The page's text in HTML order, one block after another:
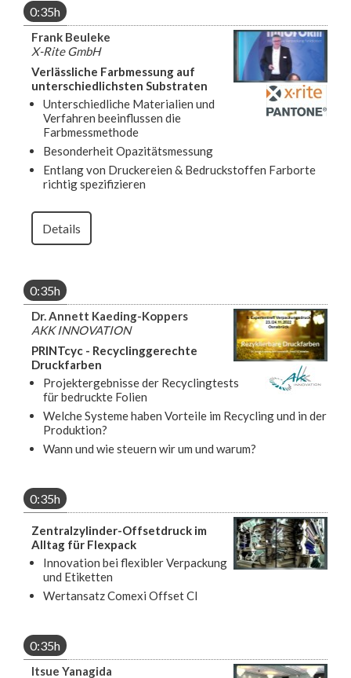
0:35h
Frank Beuleke
X-Rite GmbH
Verlässliche Farbmessung auf
unterschiedlichsten Substraten
Unterschiedliche Materialien und
Verfahren beeinflussen die
Farbmessmethode
Besonderheit Opazitätsmessung
Entlang von Druckereien & Bedruckstoffen Farborte
richtig spezifizieren
Details
0:35h
Dr. Annett Kaeding-Koppers
AKK INNOVATION
PRINTcyc - Recyclinggerechte
Druckfarben
Projektergebnisse der Recyclingtests
für bedruckte Folien
Welche Systeme haben Vorteile im Recycling und in der
Produktion?
Wann und wie steuern wir um und warum?
0:35h
Zentralzylinder-Offsetdruck im
Alltag für Flexpack
Innovation bei flexibler Verpackung
und Etiketten
Wertansatz Comexi Offset CI
0:35h
Itsue Yanagida